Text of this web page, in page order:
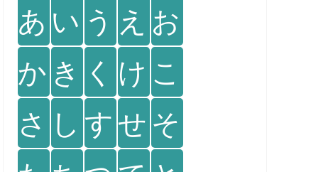
あ い う え お
か き く け こ
さ し すせ そ